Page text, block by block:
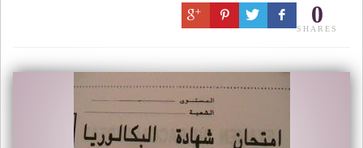
0
SHARES